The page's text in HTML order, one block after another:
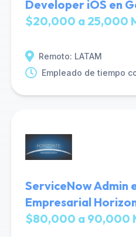
Developer iOS en
$20,000 a 25,000
Remoto: LATAM
Empleado de tiempo
ServiceNow Admin
Empresarial
$80,000 a 90,000